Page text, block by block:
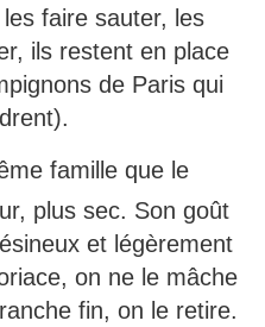
faire sauter, les
ils restent en place
de Paris qui
famille que le
plus sec. Son goût
et légèrement
on ne le mâche
fin, on le retire.